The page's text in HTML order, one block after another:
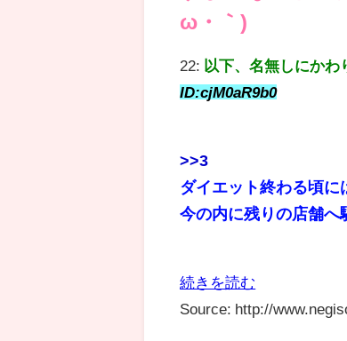
ω・｀)
22: 以下、名無しにか
ID:cjM0aR9b0
>>3
ダイエット終わる頃に
今の内に残りの店舗へ
続きを読む
Source: http://